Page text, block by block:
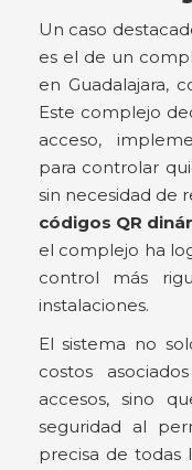
Un caso
es el de un
en Guadalajara,
Este complejo
acceso,
para controlar
sin necesidad de
códigos QR
el complejo ha
control más
instalaciones.
El sistema no
costos
accesos, sino
seguridad al
precisa de todas